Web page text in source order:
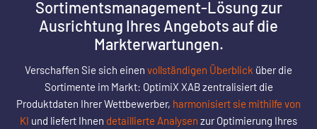
Sortimentsmanagement-Lösung zur
Ausrichtung Ihres Angebots auf die
Markterwartungen.
Verschaffen Sie sich einen vollständigen Überblick über die
Sortimente im Markt: OptimiX XAB zentralisiert die
Produktdaten Ihrer Wettbewerber, harmonisiert sie mithilfe von
KI und liefert Ihnen detaillierte Analysen zur Optimierung Ihres